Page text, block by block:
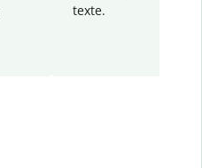
texte.